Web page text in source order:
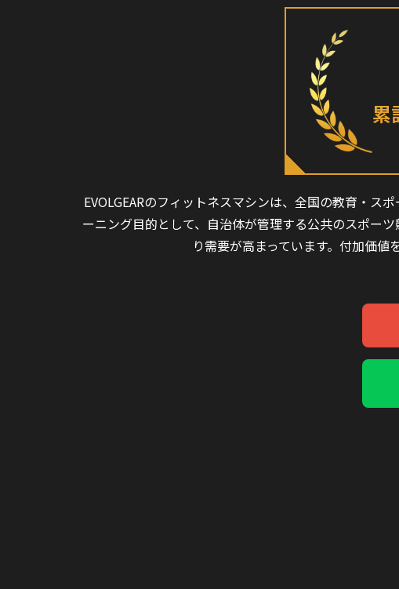
累
EVOLGEARのフィットネスマシンは、全国の教育・ス
ーニング目的として、自治体が管理する公共のスポー
り需要が高まっています。付加価値